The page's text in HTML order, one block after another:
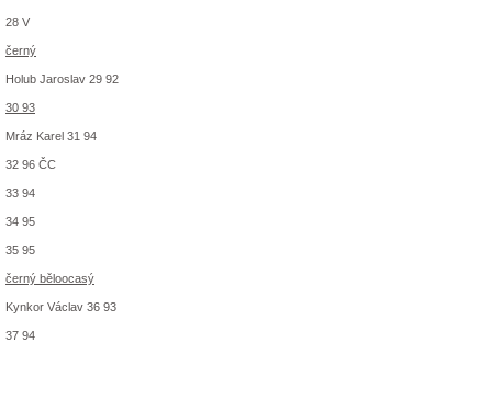
28 V
černý
Holub Jaroslav 29 92
30 93
Mráz Karel 31 94
32 96 ČC
33 94
34 95
35 95
černý běloocasý
Kynkor Václav 36 93
37 94